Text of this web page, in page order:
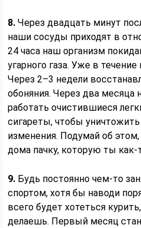
8. Через двадцать минут
наши сосуды приходят в
24 часа наш организм
угарного газа. Уже в
Через 2–3 недели
обоняния. Через два месяца
работать очистившиеся
сигареты, чтобы
изменения. Подумай об
дома пачку, которую ты
9. Будь постоянно чем-то
спортом, хотя бы наводи
всего будет хотеться
делаешь. Первый месяц